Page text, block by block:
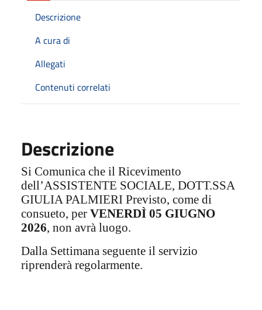
Descrizione
A cura di
Allegati
Contenuti correlati
Descrizione
Si Comunica che il Ricevimento
dell’ASSISTENTE SOCIALE, DOTT.SSA
GIULIA PALMIERI Previsto, come di
consueto, per VENERDÌ 05 GIUGNO
2026, non avrà luogo.
Dalla Settimana seguente il servizio
riprenderà regolarmente.